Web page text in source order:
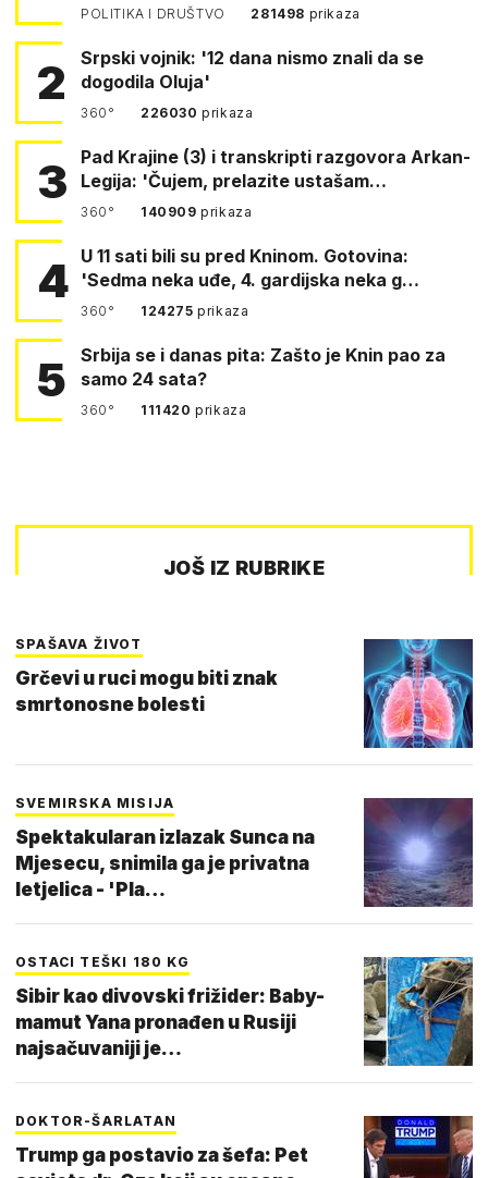
POLITIKA I DRUŠTVO 281498 prikaza
2
Srpski vojnik: '12 dana nismo znali da se
dogodila Oluja'
360° 226030prikaza
3
Pad Krajine (3) i transkripti razgovora Arkan-
Legija: 'Čujem, prelazite ustašam…
360° 140909prikaza
4 U 11 sati bili su pred Kninom. Gotovina:
'Sedma neka uđe, 4. gardijska neka g…
360° 124275prikaza
5
Srbija se i danas pita: Zašto je Knin pao za
samo 24 sata?
360° 111420prikaza
JOŠ IZ RUBRIKE
SPAŠAVA ŽIVOT
Grčevi u ruci mogu biti znak
smrtonosne bolesti
SVEMIRSKA MISIJA
Spektakularan izlazak Sunca na
Mjesecu, snimila ga je privatna
letjelica - 'Pla…
OSTACI TEŠKI 180 KG
Sibir kao divovski frižider: Baby-
mamut Yana pronađen u Rusiji
najsačuvaniji je…
DOKTOR-ŠARLATAN
Trump ga postavio za šefa: Pet